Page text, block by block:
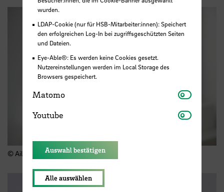
© Aileen Rogge
wurden.
LDAP-Cookie (nur für HSB-Mitarbeiter:innen): Speichert
den erfolgreichen Log-In bei zugriffsgeschützten Seiten
und Dateien.
Eye-Able®: Es werden keine Cookies gesetzt.
Nutzereinstellungen werden im Local Storage des
Browsers gespeichert.
Matomo Matomo
Youtube Youtube
Auswahl bestätigen
Alle auswählen